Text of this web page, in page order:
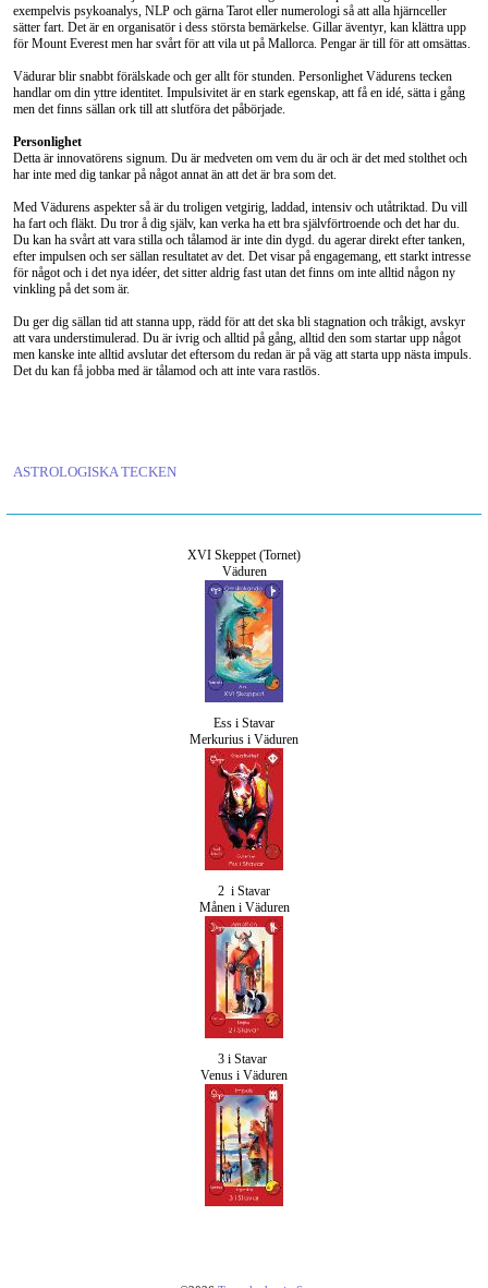
exempelvis psykoanalys, NLP och gärna Tarot eller numerologi så att alla hjärnceller
sätter fart. Det är en organisatör i dess största bemärkelse. Gillar äventyr, kan klättra upp
för Mount Everest men har svårt för att vila ut på Mallorca. Pengar är till för att omsättas.
Vädurar blir snabbt förälskade och ger allt för stunden. Personlighet Vädurens tecken
handlar om din yttre identitet. Impulsivitet är en stark egenskap, att få en idé, sätta i gång
men det finns sällan ork till att slutföra det påbörjade.
Personlighet
Detta är innovatörens signum. Du är medveten om vem du är och är det med stolthet och
har inte med dig tankar på något annat än att det är bra som det.
Med Vädurens aspekter så är du troligen vetgirig, laddad, intensiv och utåtriktad. Du vill
ha fart och fläkt. Du tror å dig själv, kan verka ha ett bra självförtroende och det har du.
Du kan ha svårt att vara stilla och tålamod är inte din dygd. du agerar direkt efter tanken,
efter impulsen och ser sällan resultatet av det. Det visar på engagemang, ett starkt intresse
för något och i det nya idéer, det sitter aldrig fast utan det finns om inte alltid någon ny
vinkling på det som är.
Du ger dig sällan tid att stanna upp, rädd för att det ska bli stagnation och tråkigt, avskyr
att vara understimulerad. Du är ivrig och alltid på gång, alltid den som startar upp något
men kanske inte alltid avslutar det eftersom du redan är på väg att starta upp nästa impuls.
Det du kan få jobba med är tålamod och att inte vara rastlös.
ASTROLOGISKA TECKEN
XVI Skeppet (Tornet)
Väduren
Ess i Stavar
Merkurius i Väduren
2 i Stavar
Månen i Väduren
3 i Stavar
Venus i Väduren